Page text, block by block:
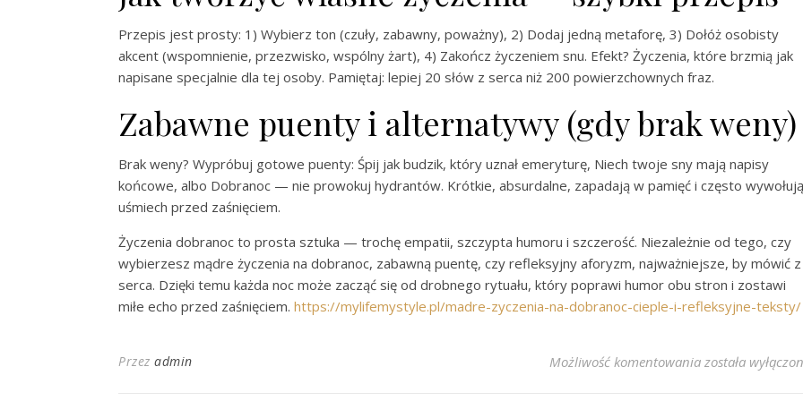
Przepis jest prosty: 1) Wybierz ton (czuły, zabawny, poważny), 2) Dodaj jedną metaforę, 3) Dołóż osobisty
akcent (wspomnienie, przezwisko, wspólny żart), 4) Zakończ życzeniem snu. Efekt? Życzenia, które brzmią jak
napisane specjalnie dla tej osoby. Pamiętaj: lepiej 20 słów z serca niż 200 powierzchownych fraz.
Zabawne puenty i alternatywy (gdy brak weny)
Brak weny? Wypróbuj gotowe puenty: Śpij jak budzik, który uznał emeryturę, Niech twoje sny mają napisy
końcowe, albo Dobranoc — nie prowokuj hydrantów. Krótkie, absurdalne, zapadają w pamięć i często wywołują
uśmiech przed zaśnięciem.
Życzenia dobranoc to prosta sztuka — trochę empatii, szczypta humoru i szczerość. Niezależnie od tego, czy
wybierzesz mądre życzenia na dobranoc, zabawną puentę, czy refleksyjny aforyzm, najważniejsze, by mówić z
serca. Dzięki temu każda noc może zacząć się od drobnego rytuału, który poprawi humor obu stron i zostawi
miłe echo przed zaśnięciem. https://mylifemystyle.pl/madre-zyczenia-na-dobranoc-cieple-i-refleksyjne-teksty/
Przez admin Możliwość komentowania Niezwykłe i
została